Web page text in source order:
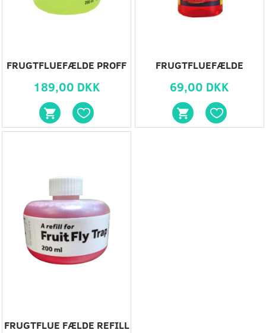
FRUGTFLUEFÆLDE PROFF
189,00 DKK
FRUGTFLUEFÆLDE
69,00 DKK
FRUGTFLUE FÆLDE REFILL